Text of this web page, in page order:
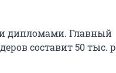
дипломами. Главный
составит 50 тыс.